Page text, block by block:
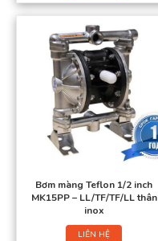
Bơm màng Teflon 1/2 inch
MK15PP – LL/TF/TF/LL thân
inox
LIÊN HỆ